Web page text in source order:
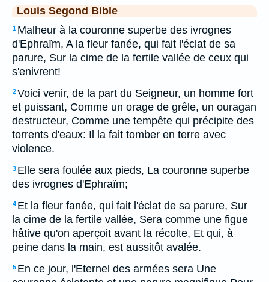
Louis Segond Bible
1 Malheur à la couronne superbe des ivrognes
d'Ephraïm, A la fleur fanée, qui fait l'éclat de sa
parure, Sur la cime de la fertile vallée de ceux qui
s'enivrent!
2Voici venir, de la part du Seigneur, un homme fort
et puissant, Comme un orage de grêle, un ouragan
destructeur, Comme une tempête qui précipite des
torrents d'eaux: Il la fait tomber en terre avec
violence.
3 Elle sera foulée aux pieds, La couronne superbe
des ivrognes d'Ephraïm;
4 Et la fleur fanée, qui fait l'éclat de sa parure, Sur
la cime de la fertile vallée, Sera comme une figue
hâtive qu'on aperçoit avant la récolte, Et qui, à
peine dans la main, est aussitôt avalée.
5 En ce jour, l'Eternel des armées sera Une